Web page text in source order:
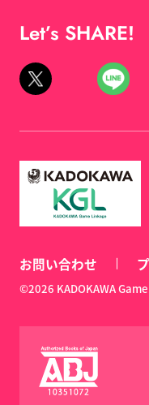
Let’s SHARE!
お問い合わせ
©2026 KADOKAWA